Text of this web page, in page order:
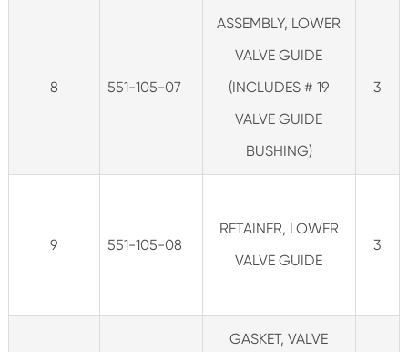
8 551-105-07
ASSEMBLY, LOWER
VALVE GUIDE
(INCLUDES # 19
VALVE GUIDE
BUSHING)
3
9 551-105-08
RETAINER, LOWER
VALVE GUIDE
3
GASKET, VALVE